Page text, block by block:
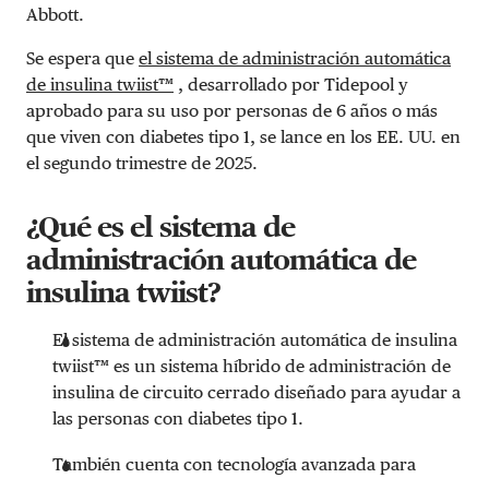
Abbott.
Se espera que el sistema de administración automática
de insulina twiist™ , desarrollado por Tidepool y
aprobado para su uso por personas de 6 años o más
que viven con diabetes tipo 1, se lance en los EE. UU. en
el segundo trimestre de 2025.
¿Qué es el sistema de
administración automática de
insulina twiist?
El sistema de administración automática de insulina
twiist™ es un sistema híbrido de administración de
insulina de circuito cerrado diseñado para ayudar a
las personas con diabetes tipo 1.
También cuenta con tecnología avanzada para